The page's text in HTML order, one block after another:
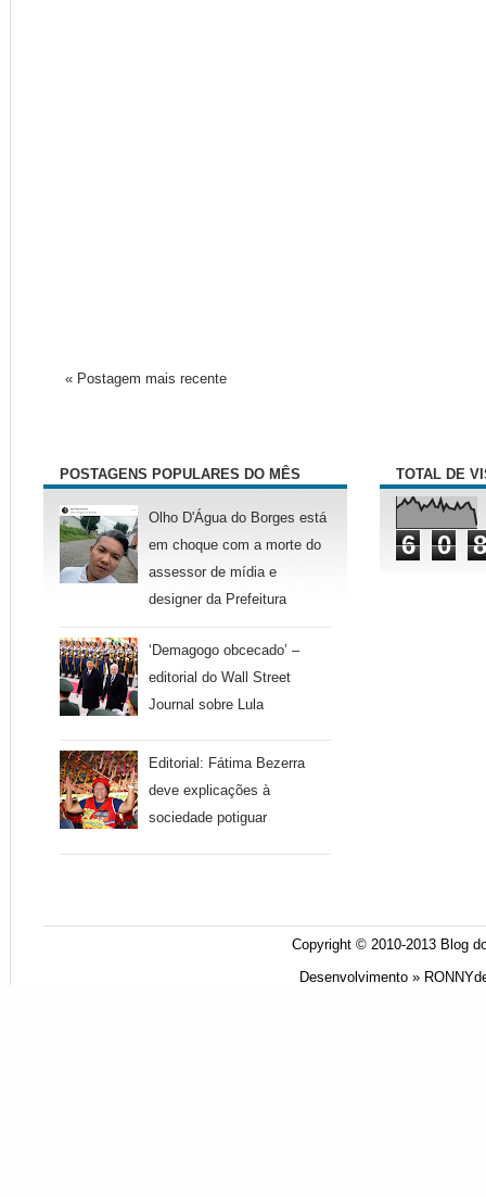
« Postagem mais recente
POSTAGENS POPULARES DO MÊS
Olho D'Água do Borges está
em choque com a morte do
assessor de mídia e
designer da Prefeitura
‘Demagogo obcecado’ –
editorial do Wall Street
Journal sobre Lula
Editorial: Fátima Bezerra
deve explicações à
sociedade potiguar
TOTAL DE
6 0 8
Copyright © 2010-2013 Blog
Desenvolvimento »